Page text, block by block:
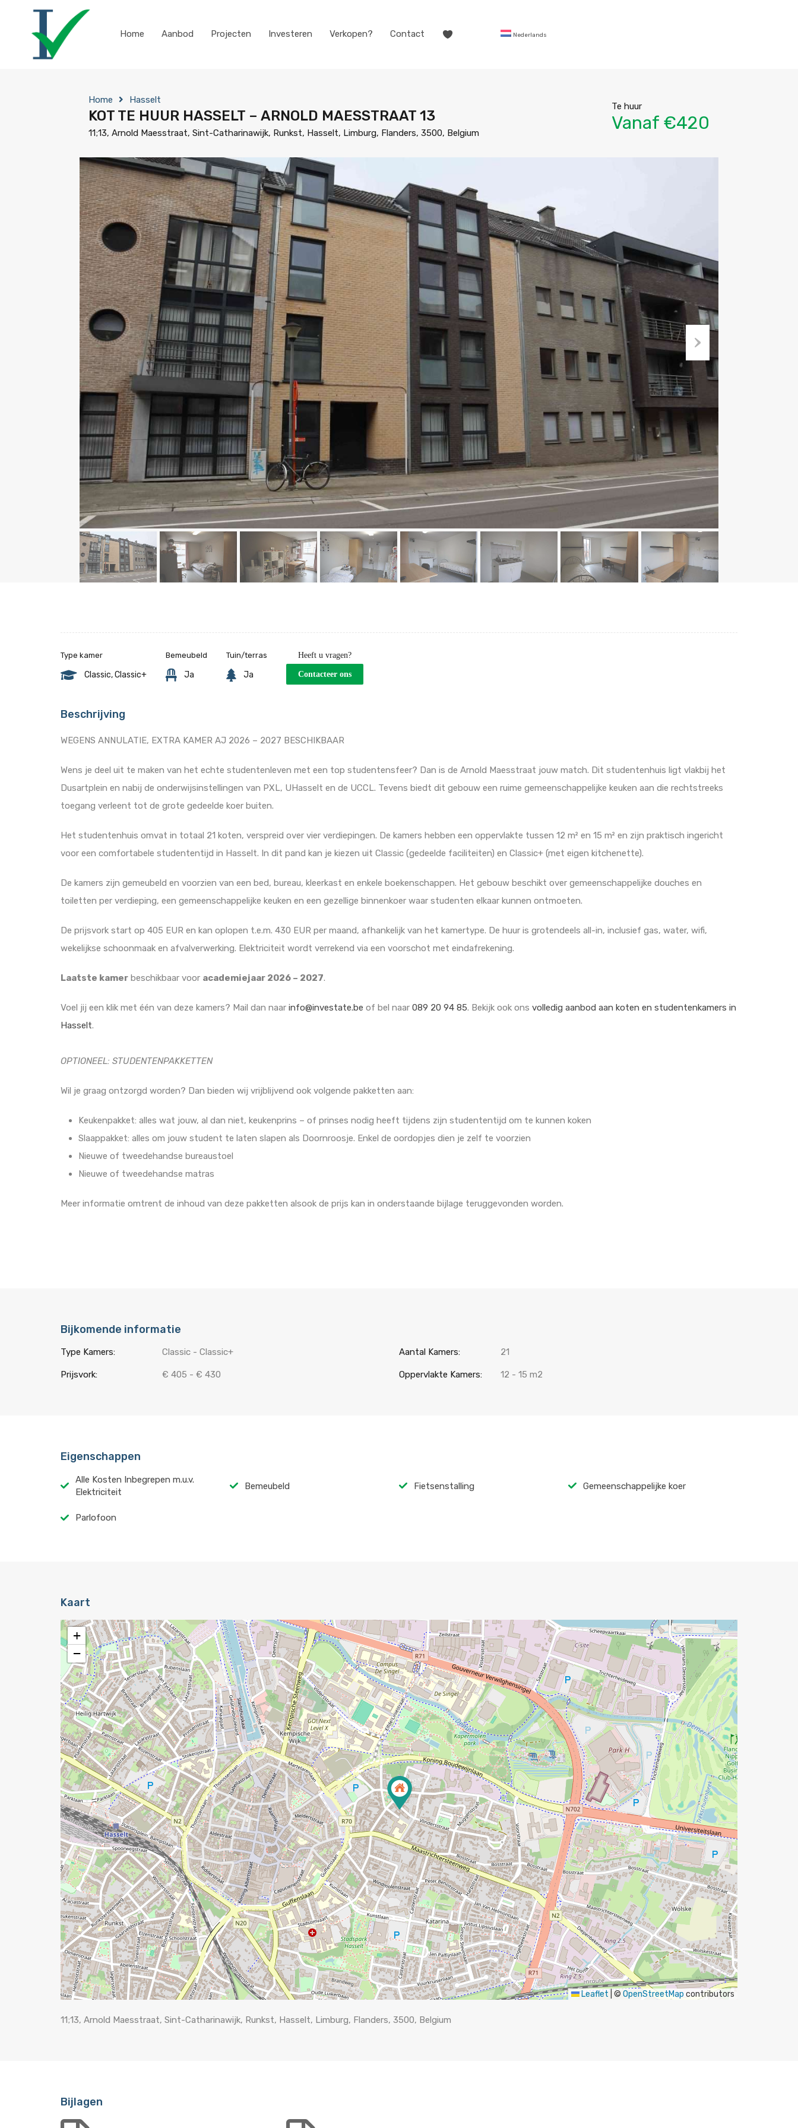
Home Aanbod Projecten Investeren Verkopen? Contact Nederlands
Home Hasselt
KOT TE HUUR HASSELT – ARNOLD MAESSTRAAT 13
11;13, Arnold Maesstraat, Sint-Catharinawijk, Runkst, Hasselt, Limburg, Flanders, 3500, Belgium
Te huur
Vanaf €420
Type kamer
Classic, Classic+
Bemeubeld
Ja
Tuin/terras
Ja
Heeft u vragen?
Contacteer ons
Beschrijving
WEGENS ANNULATIE, EXTRA KAMER AJ 2026 – 2027 BESCHIKBAAR
Wens je deel uit te maken van het echte studentenleven met een top studentensfeer? Dan is de Arnold Maesstraat jouw match. Dit studentenhuis ligt vlakbij het
Dusartplein en nabij de onderwijsinstellingen van PXL, UHasselt en de UCCL. Tevens biedt dit gebouw een ruime gemeenschappelijke keuken aan die rechtstreeks
toegang verleent tot de grote gedeelde koer buiten.
Het studentenhuis omvat in totaal 21 koten, verspreid over vier verdiepingen. De kamers hebben een oppervlakte tussen 12 m² en 15 m² en zijn praktisch ingericht
voor een comfortabele studententijd in Hasselt. In dit pand kan je kiezen uit Classic (gedeelde faciliteiten) en Classic+ (met eigen kitchenette).
De kamers zijn gemeubeld en voorzien van een bed, bureau, kleerkast en enkele boekenschappen. Het gebouw beschikt over gemeenschappelijke douches en
toiletten per verdieping, een gemeenschappelijke keuken en een gezellige binnenkoer waar studenten elkaar kunnen ontmoeten.
De prijsvork start op 405 EUR en kan oplopen t.e.m. 430 EUR per maand, afhankelijk van het kamertype. De huur is grotendeels all-in, inclusief gas, water, wifi,
wekelijkse schoonmaak en afvalverwerking. Elektriciteit wordt verrekend via een voorschot met eindafrekening.
Laatste kamer beschikbaar voor academiejaar 2026 – 2027.
Voel jij een klik met één van deze kamers? Mail dan naar info@investate.be of bel naar 089 20 94 85. Bekijk ook ons volledig aanbod aan koten en studentenkamers in
Hasselt.
OPTIONEEL: STUDENTENPAKKETTEN
Wil je graag ontzorgd worden? Dan bieden wij vrijblijvend ook volgende pakketten aan:
Keukenpakket: alles wat jouw, al dan niet, keukenprins – of prinses nodig heeft tijdens zijn studententijd om te kunnen koken
Slaappakket: alles om jouw student te laten slapen als Doornroosje. Enkel de oordopjes dien je zelf te voorzien
Nieuwe of tweedehandse bureaustoel
Nieuwe of tweedehandse matras
Meer informatie omtrent de inhoud van deze pakketten alsook de prijs kan in onderstaande bijlage teruggevonden worden.
Bijkomende informatie
Type Kamers: Classic - Classic+ Aantal Kamers: 21
Prijsvork: € 405 - € 430 Oppervlakte Kamers: 12 - 15 m2
Eigenschappen
Alle Kosten Inbegrepen m.u.v.
Elektriciteit
Bemeubeld Fietsenstalling Gemeenschappelijke koer
Parlofoon
Kaart
+
−
Leaflet © OpenStreetMap contributors
11;13, Arnold Maesstraat, Sint-Catharinawijk, Runkst, Hasselt, Limburg, Flanders, 3500, Belgium
Bijlagen